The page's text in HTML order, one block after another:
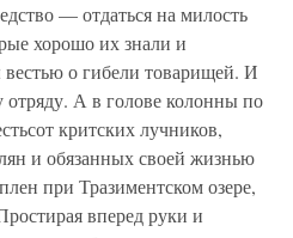
— отдаться на милость
хорошо их знали и
о гибели товарищей. И
А в голове колонны по
критских лучников,
и обязанных своей жизнью
при Тразиментском озере,
вперед руки и